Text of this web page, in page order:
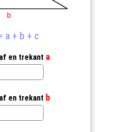
a + b + c
en trekant a
en trekant b